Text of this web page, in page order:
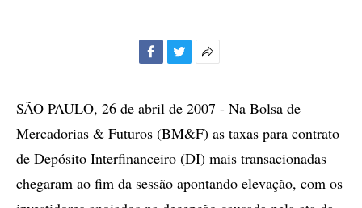
compartilhamento
SÃO PAULO, 26 de abril de 2007 - Na Bolsa de
Mercadorias & Futuros (BM&F) as taxas para contrato
de Depósito Interfinanceiro (DI) mais transacionadas
chegaram ao fim da sessão apontando elevação, com os